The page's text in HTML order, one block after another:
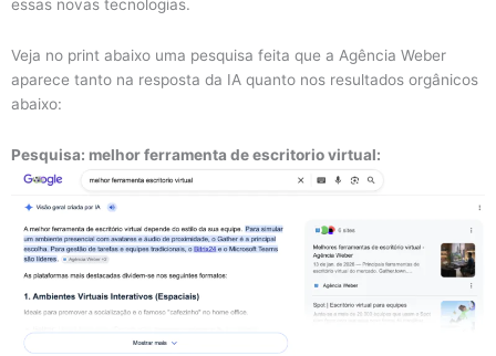
essas novas tecnologias.
Veja no print abaixo uma pesquisa feita que a Agência Weber
aparece tanto na resposta da IA quanto nos resultados orgânicos
abaixo:
Pesquisa: melhor ferramenta de escritorio virtual: